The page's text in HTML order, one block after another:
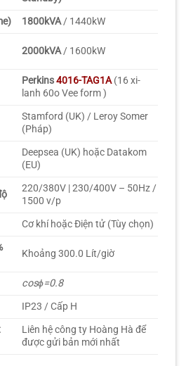
1800kVA/ 1440kW
2000kVA/ 1600kW
Perkins4016-TAG1A (16 xi-
lanh 60o Vee form )
Stamford (UK) / Leroy Somer
(Pháp)
Deepsea (UK) hoặc Datakom
(EU)
220/380V | 230/400V – 50Hz /
1500 v/p
Cơ khí hoặc Điện tử (Tùy chọn)
Khoảng 300.0 Lít/giờ
cosϕ=0.8
IP23 / Cấp H
Liên hệ công ty Hoàng Hà để
được gửi bản mới nhất